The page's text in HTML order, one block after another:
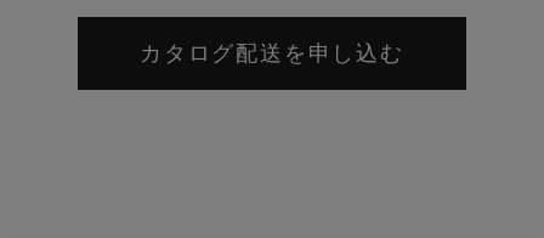
カタログ配送を申し込む